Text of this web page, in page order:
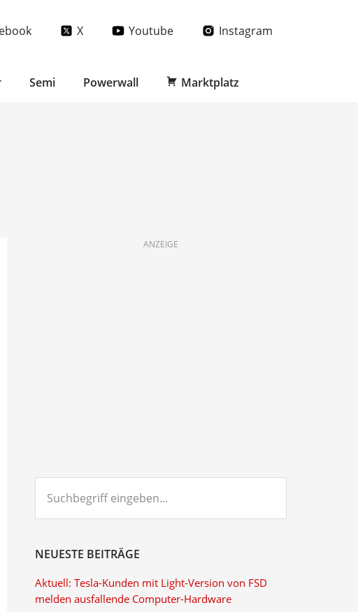
X Youtube Instagram
Semi Powerwall Marktplatz
ANZEIGE
eingeben...
NEUESTE BEITRÄGE
Aktuell: Tesla-Kunden mit Light-Version von FSD
melden ausfallende Computer-Hardware